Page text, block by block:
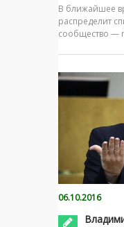
В ближайшее
распределит
сообщество —
06.10.2016